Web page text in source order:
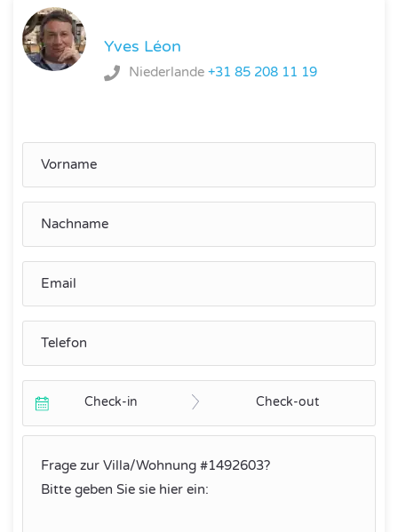
Yves Léon
Niederlande +31 85 208 11 19
Check-in Check-out